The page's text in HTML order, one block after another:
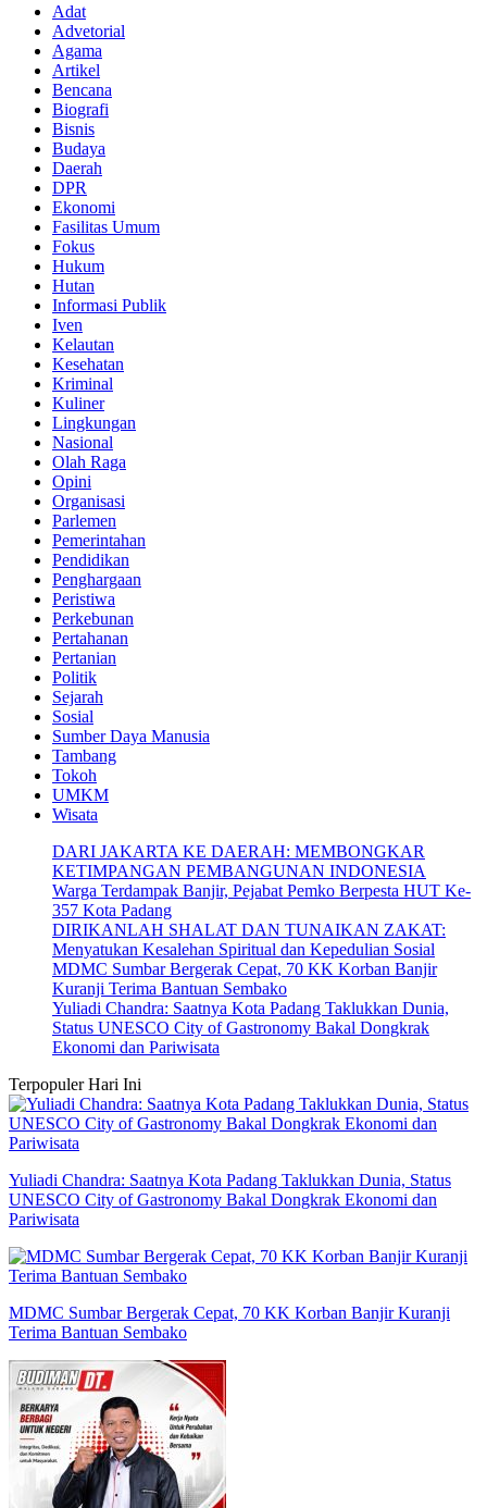
Adat
Advetorial
Agama
Artikel
Bencana
Biografi
Bisnis
Budaya
Daerah
DPR
Ekonomi
Fasilitas Umum
Fokus
Hukum
Hutan
Informasi Publik
Iven
Kelautan
Kesehatan
Kriminal
Kuliner
Lingkungan
Nasional
Olah Raga
Opini
Organisasi
Parlemen
Pemerintahan
Pendidikan
Penghargaan
Peristiwa
Perkebunan
Pertahanan
Pertanian
Politik
Sejarah
Sosial
Sumber Daya Manusia
Tambang
Tokoh
UMKM
Wisata
DARI JAKARTA KE DAERAH: MEMBONGKAR
KETIMPANGAN PEMBANGUNAN INDONESIA
Warga Terdampak Banjir, Pejabat Pemko Berpesta HUT Ke-
357 Kota Padang
DIRIKANLAH SHALAT DAN TUNAIKAN ZAKAT:
Menyatukan Kesalehan Spiritual dan Kepedulian Sosial
MDMC Sumbar Bergerak Cepat, 70 KK Korban Banjir
Kuranji Terima Bantuan Sembako
Yuliadi Chandra: Saatnya Kota Padang Taklukkan Dunia,
Status UNESCO City of Gastronomy Bakal Dongkrak
Ekonomi dan Pariwisata
Terpopuler Hari Ini
Yuliadi Chandra: Saatnya Kota Padang Taklukkan Dunia, Status
UNESCO City of Gastronomy Bakal Dongkrak Ekonomi dan
Pariwisata
MDMC Sumbar Bergerak Cepat, 70 KK Korban Banjir Kuranji
Terima Bantuan Sembako